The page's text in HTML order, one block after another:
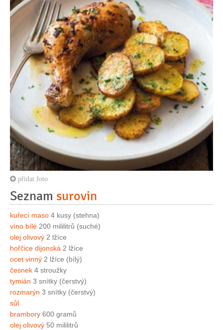
přidat foto
Seznam surovin
kuřecí maso 4 kusy (stehna)
víno bílé 200 mililitrů (suché)
olej olivový 2 lžíce
hořčice dijonská 2 lžíce
ocet vinný 2 lžíce (bílý)
česnek 4 stroužky
tymián 3 snítky (čerstvý)
rozmarýn 3 snítky (čerstvý)
sůl
brambory 600 gramů
olej olivový 50 mililitrů